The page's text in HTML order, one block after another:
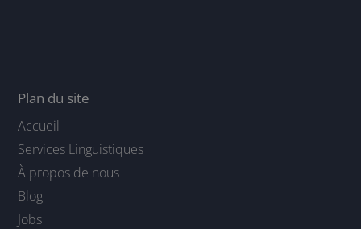
Plan du site
Accueil
Services Linguistiques
À propos de nous
Blog
Jobs